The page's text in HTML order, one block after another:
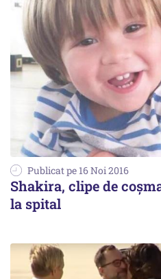
Publicat pe 16 Noi 2016
Shakira, clipe de
la spital